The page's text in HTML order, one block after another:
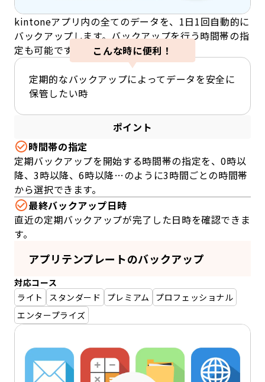
kintoneアプリ内の全てのデータを、1日1回自動的に
バックアップします。バックアップを行う時間帯の指
定も可能です。
こんな時に便利！
定期的なバックアップによってデータを安全に
保管したい時
ポイント
時間帯の指定
定期バックアップを開始する時間帯の指定を、0時以
降、3時以降、6時以降…のように3時間ごとの時間帯
から選択できます。
最終バックアップ日時
直近の定期バックアップが完了した日時を確認できま
す。
アプリテンプレートのバックアップ
対応コース
ライト
スタンダード プレミアム
プロフェッショナル
エンタープライズ